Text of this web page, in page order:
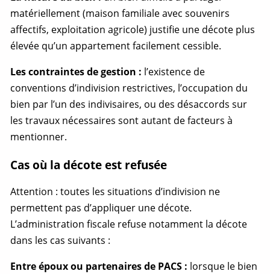
matériellement (maison familiale avec souvenirs
affectifs, exploitation agricole) justifie une décote plus
élevée qu’un appartement facilement cessible.
Les contraintes de gestion : l’existence de
conventions d’indivision restrictives, l’occupation du
bien par l’un des indivisaires, ou des désaccords sur
les travaux nécessaires sont autant de facteurs à
mentionner.
Cas où la décote est refusée
Attention : toutes les situations d’indivision ne
permettent pas d’appliquer une décote.
L’administration fiscale refuse notamment la décote
dans les cas suivants :
Entre époux ou partenaires de PACS : lorsque le bien